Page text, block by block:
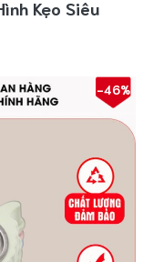
Kẹo Siêu
-46%